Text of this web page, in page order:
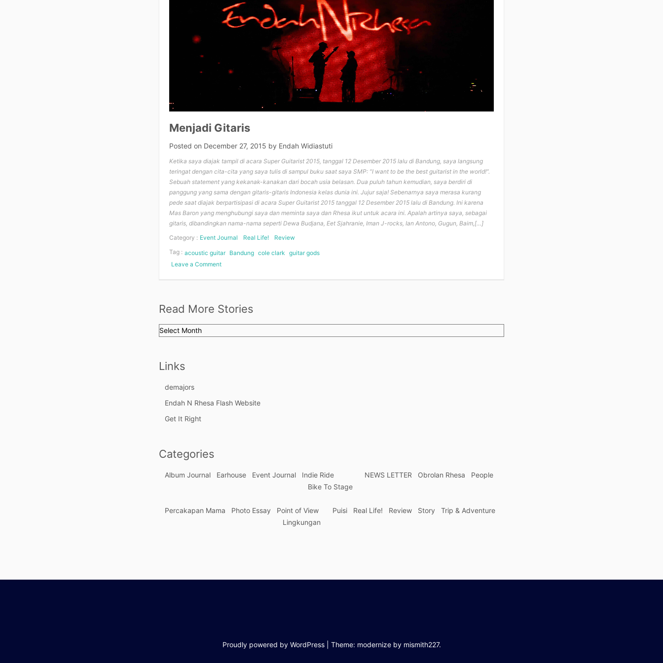
Menjadi Gitaris
Posted on December 27, 2015 by Endah Widiastuti
Ketika saya diajak tampil di acara Super Guitarist 2015, tanggal 12 Desember 2015 lalu di Bandung, saya langsung
teringat dengan cita-cita yang saya tulis di sampul buku saat saya SMP: “I want to be the best guitarist in the world!”.
Sebuah statement yang kekanak-kanakan dari bocah usia belasan. Dua puluh tahun kemudian, saya berdiri di
panggung yang sama dengan gitaris-gitaris Indonesia kelas dunia ini. Jujur saja! Sebenarnya saya merasa kurang
pede saat diajak berpartisipasi di acara Super Guitarist 2015 tanggal 12 Desember 2015 lalu di Bandung. Ini karena
Mas Baron yang menghubungi saya dan meminta saya dan Rhesa ikut untuk acara ini. Apalah artinya saya, sebagai
gitaris, dibandingkan nama-nama seperti Dewa Budjana, Eet Sjahranie, Iman J-rocks, Ian Antono, Gugun, Baim,[…]
Category : Event Journal Real Life!
Review
Tag : acoustic guitar Bandung cole clark guitar gods
Leave a Comment
Read More Stories
Read
Links
demajors
Endah N Rhesa Flash Website
Get It Right
Categories
Album Journal Earhouse Event Journal
Indie Ride
Bike To Stage
NEWS LETTER Obrolan Rhesa People
Percakapan Mama Photo Essay
Point of View
Lingkungan
Puisi Real Life! Review Story Trip & Adventure
Proudly powered by WordPress Theme: modernize by mismith227.